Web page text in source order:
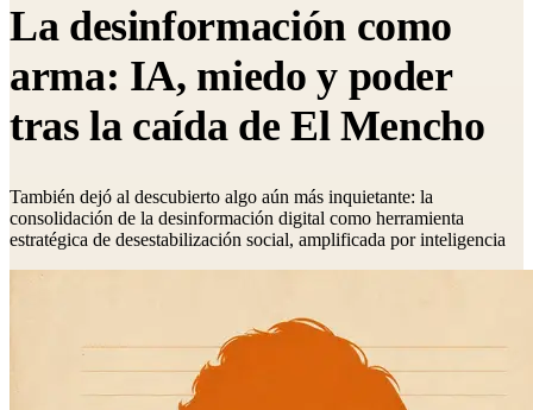
La desinformación como
arma: IA, miedo y poder
tras la caída de El Mencho
También dejó al descubierto algo aún más inquietante: la
consolidación de la desinformación digital como herramienta
estratégica de desestabilización social, amplificada por inteligencia